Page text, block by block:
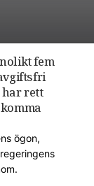
fem
har rett
ögon,